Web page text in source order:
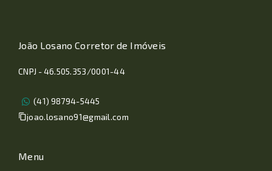
João Losano Corretor de Imóveis
CNPJ - 46.505.353/0001-44
(41) 98794-5445
joao.losano91@gmail.com
Menu